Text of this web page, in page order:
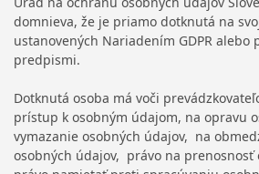
domnieva, že je priamo dotknutá na
ustanovených Nariadením GDPR
predpismi.
Dotknutá osoba má voči
prístup k osobným údajom, na opravu
vymazanie osobných údajov, na
osobných údajov, právo na prenosnosť